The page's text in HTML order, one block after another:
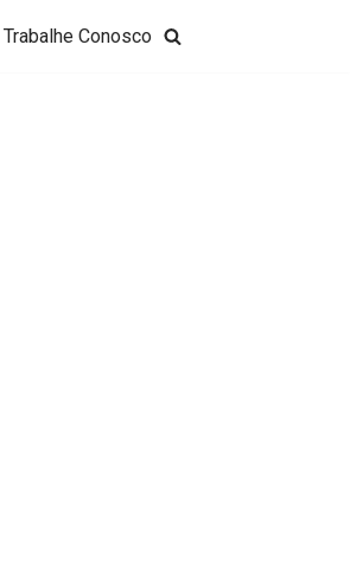
Trabalhe Conosco